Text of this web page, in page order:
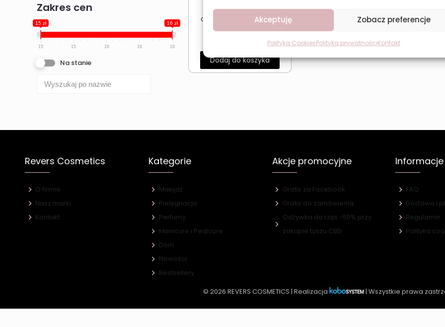
Akceptuję Zobacz preferencje
Polityka CookiesPolityka prywatnościKontakt
Zakres cen
15 zł 16 zł
15 15 16 16 16
Na stanie
Orientalne perfumy
damskie wanilia LOTUS
Dunes of the Past
Dodaj do koszyka
Revers Cosmetics
O firmie
Nasz marki
Kontakt
Kategorie
Makijaż
Pielęgnacja
Perfumy
Manicure i Pedicure
Dom
Nowości
Bestsellery
Akcje promocyjne
Gratis za Facebook
Gratis do zamówienia
Odżywka do rzęs -50% przy
zakupie tuszu CBD
Informacje
FAQ
Dostawa i
Regulamin
Polityka
© 2026 REVERS COSMETICS | Realizacja | Wszystkie prawa